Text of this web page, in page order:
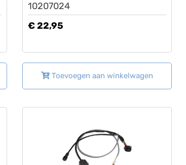
10207024
€ 22,95
Toevoegen aan winkelwagen